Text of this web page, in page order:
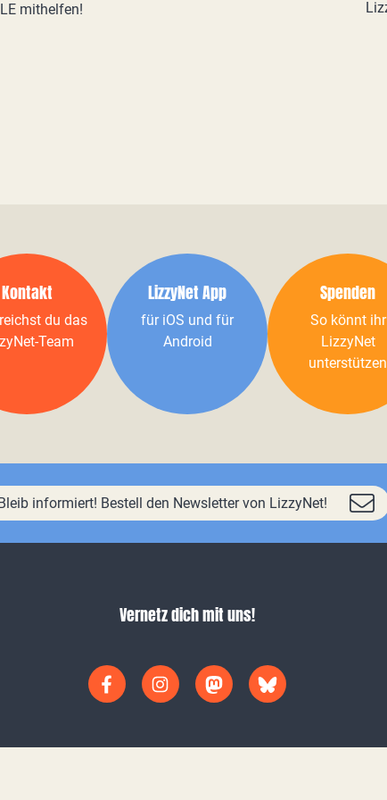
mithelfen!
Kontakt
du das
Team
LizzyNet App
für iOS und für
Android
Spenden
So könnt ihr
LizzyNet
unterstützen
informiert! Bestell den Newsletter von LizzyNet!
Vernetz dich mit uns!